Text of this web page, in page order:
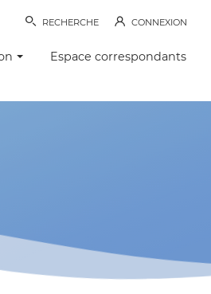
RECHERCHE CONNEXION
Espace correspondants